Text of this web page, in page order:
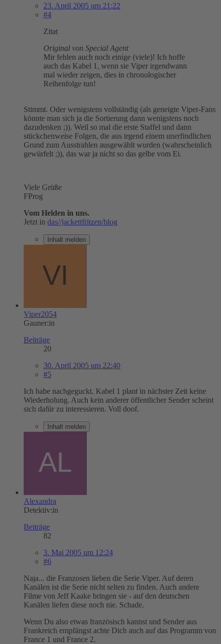
23. April 2005 um 21:22
#4
Zitat
Original von Special Agent
Mir fehlen auch noch einige (viele)! Ich hoffe
auch das Kabel 1, wenn sie Viper irgendwann
mal wieder zeigen, dies in chronologischer
Reihenfolge tun!
Stimmt. Oder wenigstens vollständig (als geneigte Viper-Fans
könnte man sich ja die Sortierung dann wenigstens noch
dazudenken ;)). Weil so mal die erste Staffel und dann
stückchenweise Folgen, die aus irgend einem unerfindlichen
Grund zum Ausstrahlen ausgewählt wurden (wahrscheinlich
gewürfelt ;)), das war ja nicht so das gelbe vom Ei.
Viele Grüße
FProg
Vom Helden in uns.
Jetzt in das//jackettfritzen/blog
Inhalt melden
Viper2054
Gauner:in
Beiträge
20
30. April 2005 um 22:40
#5
Ich habe nachgeguckt. Kabel 1 plant in nächster Zeit keine
Wiederholung. Auch kein anderer öffentlicher Sender scheint
sich dafür zu interessieren. Voll doof.
Inhalt melden
Alexandra
Detektiv:in
Beiträge
82
3. Mai 2005 um 12:24
#6
Naja... die Franzosen lieben die Serie Viper. Auf deren
Kanälen ist die Serie nicht selten zu finden. Auch andere
Filme von Jeff Kaake bringen sie - auf den deutschen
Kanälen liefen diese noch nie. Schade.
Wenn Du also etwas französisch kannst und Sender aus
Frankreich empfängst achte Dich auch auf das Programm von
France 1 und France 2.